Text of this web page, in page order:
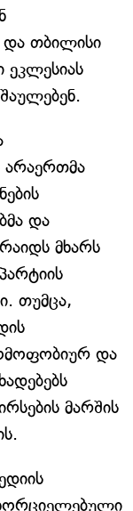
და თბილისი
ეკლესიას
და
მხარს
თუმცა,
და
მარშის